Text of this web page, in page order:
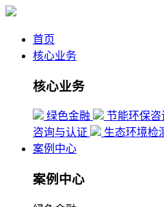
首页
核心业务
核心业务
绿色金融 节能环保咨
咨询与认证
生态环境检
案例中心
案例中心